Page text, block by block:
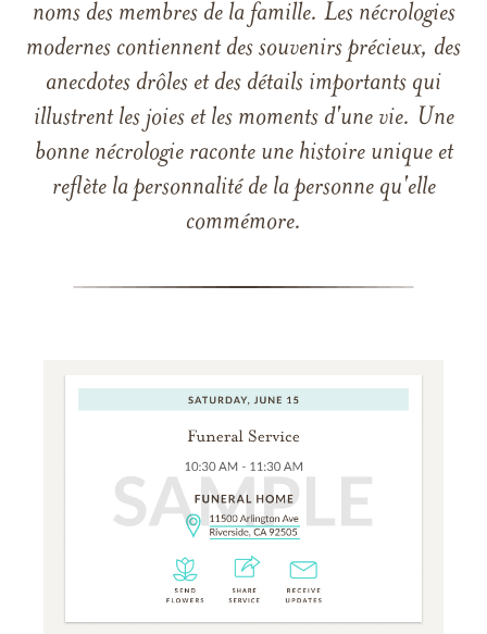
noms des membres de la famille. Les nécrologies
modernes contiennent des souvenirs précieux, des
anecdotes drôles et des détails importants qui
illustrent les joies et les moments d'une vie. Une
bonne nécrologie raconte une histoire unique et
reflète la personnalité de la personne qu'elle
commémore.